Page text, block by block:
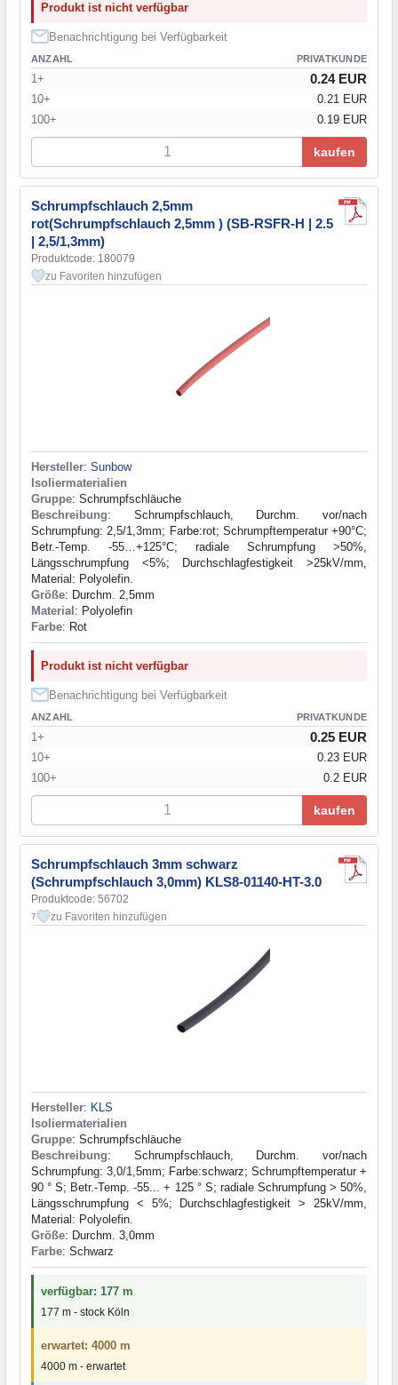
Produkt ist nicht verfügbar
Benachrichtigung bei Verfügbarkeit
ANZAHL PRIVATKUNDE
1+ 0.24 EUR
10+
0.21 EUR
100+
0.19 EUR
kaufen
Schrumpfschlauch 2,5mm
rot(Schrumpfschlauch 2,5mm ) (SB-RSFR-H | 2.5
| 2,5/1,3mm)
Produktcode: 180079
zu Favoriten hinzufügen
Hersteller: Sunbow
Isoliermaterialien
Gruppe: Schrumpfschläuche
Beschreibung: Schrumpfschlauch, Durchm. vor/nach
Schrumpfung: 2,5/1,3mm; Farbe:rot; Schrumpftemperatur +90°C;
Betr.-Temp. -55…+125°C; radiale Schrumpfung >50%,
Längsschrumpfung <5%; Durchschlagfestigkeit >25kV/mm,
Material: Polyolefin.
Größe: Durchm. 2,5mm
Material : Polyolefin
Farbe: Rot
Produkt ist nicht verfügbar
Benachrichtigung bei Verfügbarkeit
ANZAHL PRIVATKUNDE
1+ 0.25 EUR
10+
0.23 EUR
100+
0.2 EUR
kaufen
Schrumpfschlauch 3mm schwarz
(Schrumpfschlauch 3,0mm) KLS8-01140-HT-3.0
Produktcode: 56702
7 zu Favoriten hinzufügen
Hersteller: KLS
Isoliermaterialien
Gruppe: Schrumpfschläuche
Beschreibung: Schrumpfschlauch, Durchm. vor/nach
Schrumpfung: 3,0/1,5mm; Farbe:schwarz; Schrumpftemperatur +
90 ° S; Betr.-Temp. -55... + 125 ° S; radiale Schrumpfung > 50%,
Längsschrumpfung < 5%; Durchschlagfestigkeit > 25kV/mm,
Material: Polyolefin.
Größe: Durchm. 3,0mm
Farbe: Schwarz
verfügbar: 177 m
177 m - stock Köln
erwartet: 4000 m
4000 m - erwartet